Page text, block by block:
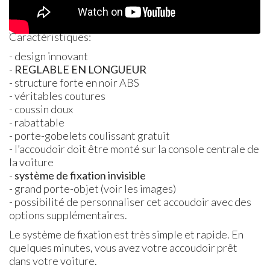
Caractéristiques:
- design innovant
- REGLABLE EN LONGUEUR
- structure forte en noirABS
- véritables coutures
- coussin doux
- rabattable
- porte-gobelets coulissant gratuit
- l’accoudoir doit être monté sur la console centrale de
la voiture
- système de fixation invisible
- grand porte-objet (voir les images)
- possibilité de personnaliser cet accoudoir avec des
options supplémentaires.
Le système de fixation est très simple et rapide. En
quelques minutes, vous avez votre accoudoir prêt
dans votre voiture.